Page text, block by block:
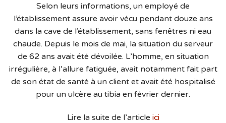
Selon leurs informations, un employé de
l’établissement assure avoir vécu pendant douze ans
dans la cave de l’établissement, sans fenêtres ni eau
chaude. Depuis le mois de mai, la situation du serveur
de 62 ans avait été dévoilée. L’homme, en situation
irrégulière, à l’allure fatiguée, avait notamment fait part
de son état de santé à un client et avait été hospitalisé
pour un ulcère au tibia en février dernier.
Lire la suite de l’article ici